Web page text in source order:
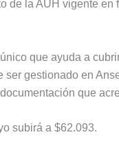
de la AUH vigente en
que ayuda a
gestionado en
que
subirá a $62.093.